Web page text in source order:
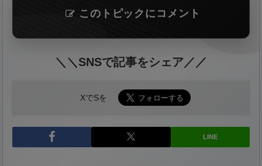
このトピックにコメント
＼＼SNSで記事をシェア／／
XでSを
LINE